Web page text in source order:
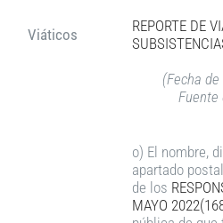
Viáticos
REPORTE DE
(Fecha
Fuente
o) El nombre,
apartado
de los
MAYO